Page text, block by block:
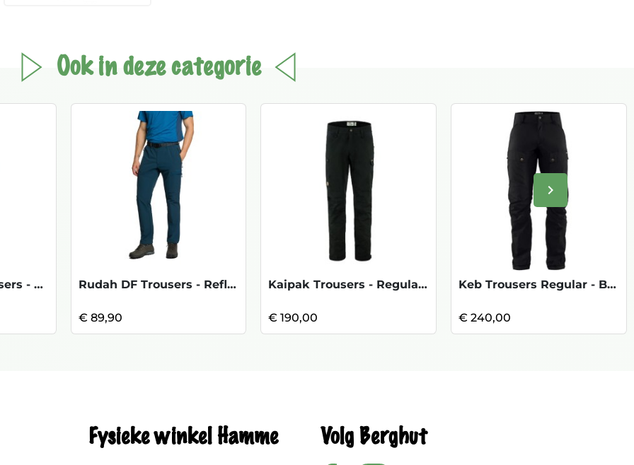
Ook in deze categorie
Volgende
keyboard_arrow_right
Travellers MT Trousers - Dark Grey Rudah DF Trousers - Reflecting Pond
€ 89,90
Kaipak Trousers - Regular Black
€ 190,00
Keb Trousers Regular - Black
€ 240,00
Fysieke winkel Hamme Volg Berghut